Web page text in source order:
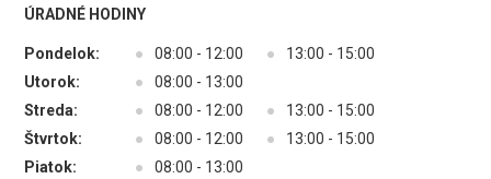
ÚRADNÉ HODINY
Pondelok: ● 08:00 - 12:00 ●
13:00 - 15:00
Utorok:
●
08:00 - 13:00
Streda:
● 08:00 - 12:00 ●
13:00 - 15:00
Štvrtok:
● 08:00 - 12:00 ●
13:00 - 15:00
Piatok:
●
08:00 - 13:00